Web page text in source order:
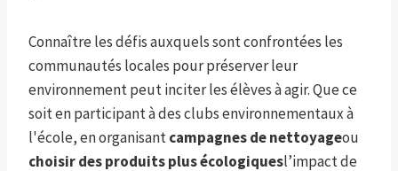
Connaître les défis auxquels sont confrontées les
communautés locales pour préserver leur
environnement peut inciter les élèves à agir. Que ce
soit en participant à des clubs environnementaux à
l'école, en organisantcampagnes de nettoyageou
choisir des produits plus écologiquesl’impact de